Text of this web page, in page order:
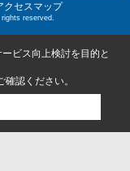
クセスマップ
rights reserved.
ビス向上検討を目的と
確認ください。